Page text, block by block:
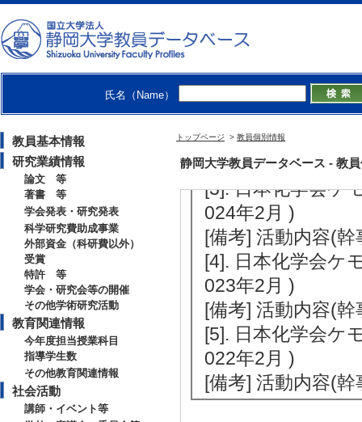
氏名（Name）
教員基本情報
研究業績情報
論文 等
著書 等
学会発表・研究発表
科学研究費助成事業
外部資金（科研費以外）
受賞
特許 等
学会・研究会等の開催
その他学術研究活動
教育関連情報
今年度担当授業科目
指導学生数
その他教育関連情報
社会活動
講師・イベント等
トップページ > 教員個別情報
静岡大学教員データベース - 教
[1]. 日本化学会ケ
[備考] 活動内容(
[2]. 日本化学会ケ
025年2月 )
[備考] 活動内容(
[3]. 日本化学会ケ
024年2月 )
[備考] 活動内容(
[4]. 日本化学会ケ
023年2月 )
[備考] 活動内容(
[5]. 日本化学会ケ
022年2月 )
[備考] 活動内容(